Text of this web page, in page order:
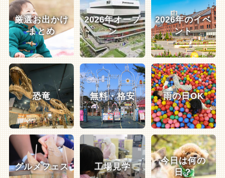
厳選お出かけ
まとめ
2026年オープ
ン
2026年のイベ
ント
恐竜 無料・格安 雨の日OK
グルメフェス 工場見学
今日は何の
日？